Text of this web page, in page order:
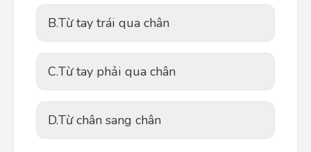
B.Từ tay trái qua chân
C.Từ tay phải qua chân
D.Từ chân sang chân